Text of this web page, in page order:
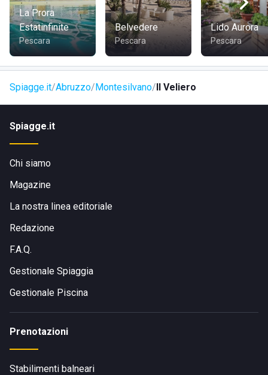
stagione estiva.
La Prora
Estatinfinite
Pescara
Belvedere
Pescara
Lido Aurora
Pescara
Spiagge.it Abruzzo Montesilvano Il Veliero
Spiagge.it
Chi siamo
Magazine
La nostra linea editoriale
Redazione
F.A.Q.
Gestionale Spiaggia
Gestionale Piscina
Prenotazioni
Stabilimenti balneari